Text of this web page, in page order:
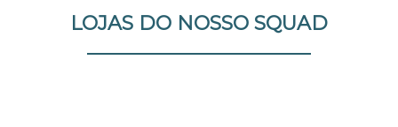
LOJAS DO NOSSO SQUAD